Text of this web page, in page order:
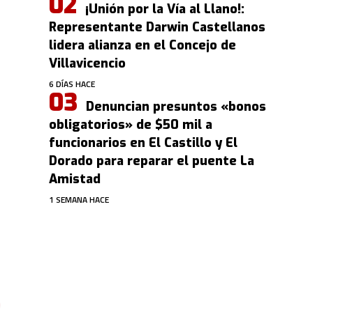
¡Unión por la Vía al Llano!:
Representante Darwin Castellanos
lidera alianza en el Concejo de
Villavicencio
6 DÍAS HACE
Denuncian presuntos «bonos
obligatorios» de $50 mil a
funcionarios en El Castillo y El
Dorado para reparar el puente La
Amistad
1 SEMANA HACE